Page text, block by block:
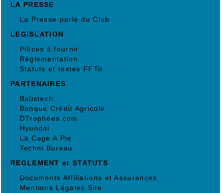
LA PRESSE
La Presse parle du Club
LEGISLATION
Pièces à fournir
Règlementation
Statuts et textes FFTir
PARTENAIRES
Balistech
Banque Crédit Agricole
DTrophées.com
Hyundai
La Cage A Pie
Techni Bureau
REGLEMENT et STATUTS
Documents Affiliations et Assurances
Mentions Légales Site